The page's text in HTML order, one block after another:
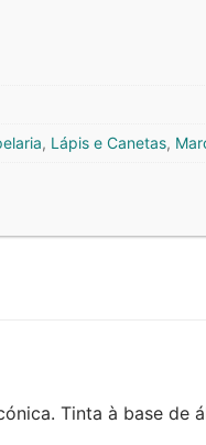
, Lápis e Canetas,
Tinta à base de